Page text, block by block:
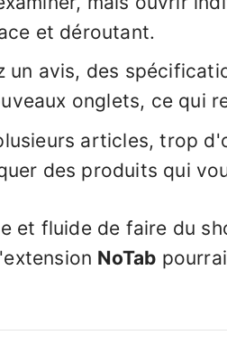
et déroutant.
un avis, des
onglets, ce qui
articles, trop
des produits qui
et fluide de faire du
NoTab